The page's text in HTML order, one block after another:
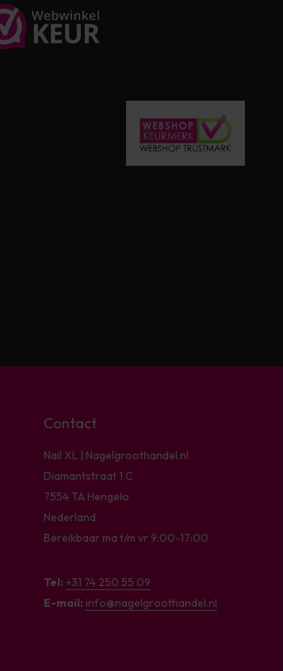
Contact
Nail XL | Nagelgroothandel.nl
Diamantstraat 1 C
7554 TA Hengelo
Nederland
Bereikbaar ma t/m vr 9:00-17:00
Tel: +31 74 250 55 09
E-mail: info@nagelgroothandel.nl